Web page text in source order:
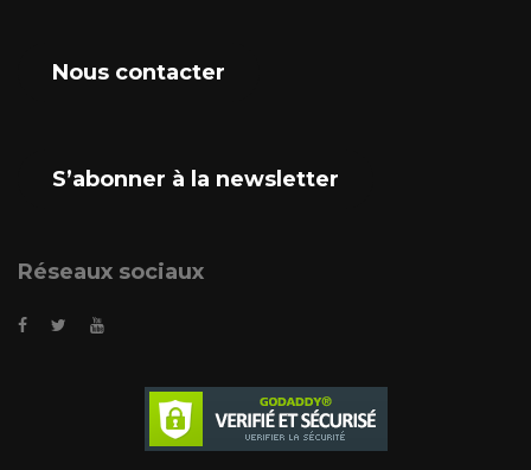
Nous contacter
S’abonner à la newsletter
Réseaux sociaux